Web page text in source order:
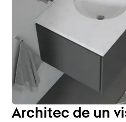
Architec de un